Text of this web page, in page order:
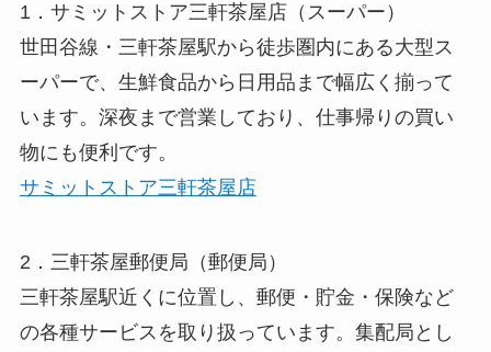
1．サミットストア三軒茶屋店（スーパー）
世田谷線・三軒茶屋駅から徒歩圏内にある大型ス
ーパーで、生鮮食品から日用品まで幅広く揃って
います。深夜まで営業しており、仕事帰りの買い
物にも便利です。
サミットストア三軒茶屋店
2．三軒茶屋郵便局（郵便局）
三軒茶屋駅近くに位置し、郵便・貯金・保険など
の各種サービスを取り扱っています。集配局とし